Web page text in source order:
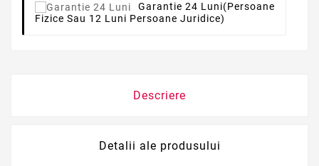
Garantie 24 Luni(persoane
Fizice Sau 12 Luni Persoane Juridice)
Descriere
Detalii ale produsului